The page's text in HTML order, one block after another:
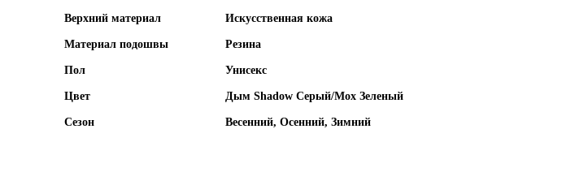
Верхний материал Искусственная кожа
Материал подошвы Резина
Пол Унисекс
Цвет Дым Shadow Серый/Мох Зеленый
Сезон Весенний, Осенний, Зимний